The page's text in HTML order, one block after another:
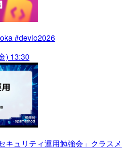
#devio2026
) 13:30
キュリティ運用勉強会」クラスメ